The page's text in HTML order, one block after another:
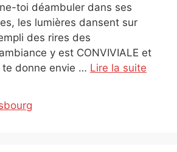
toi déambuler dans ses
les lumières dansent sur
des rires des
y est CONVIVIALE et
te donne envie … Lire la suite